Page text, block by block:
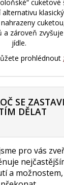
cuketové
a zároveň
jídle.
prohlédnout
SE
DĚLAT
pro vás
a